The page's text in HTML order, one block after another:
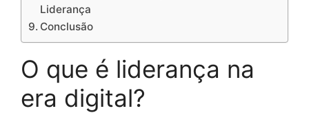
Liderança
Conclusão
O que é liderança na
era digital?